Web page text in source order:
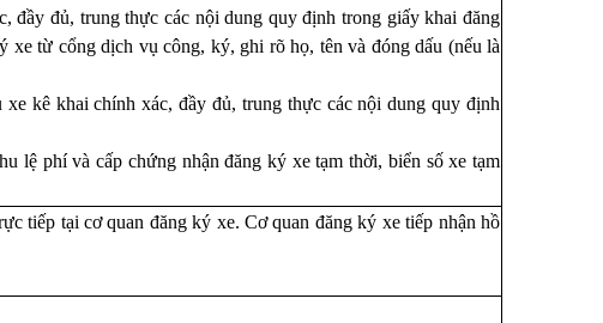
đầy đủ, trung thực các nội dung quy định trong giấy khai đăng
từ cổng dịch vụ công, ký, ghi rõ họ, tên và đóng dấu (nếu là
kê khai chính xác, đầy đủ, trung thực các nội dung quy định
lệ phí và cấp chứng nhận đăng ký xe tạm thời, biển số xe tạm
tiếp tại cơ quan đăng ký xe. Cơ quan đăng ký xe tiếp nhận hồ